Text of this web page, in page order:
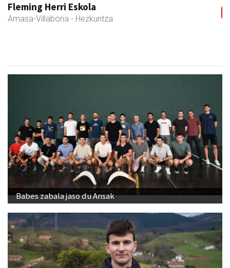
Fleming Herri Eskola
Amasa-Villabona - Hezkuntza
Babes zabala jaso du Ansak